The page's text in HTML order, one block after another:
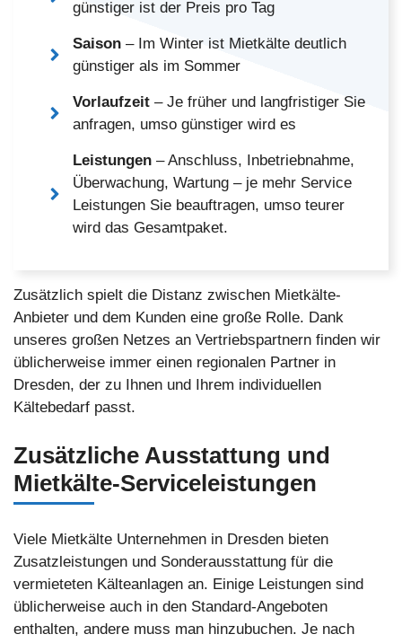
günstiger ist der Preis pro Tag
Saison– Im Winter ist Mietkälte deutlich
günstiger als im Sommer
Vorlaufzeit– Je früher und langfristiger Sie
anfragen, umso günstiger wird es
Leistungen– Anschluss, Inbetriebnahme,
Überwachung, Wartung – je mehr Service
Leistungen Sie beauftragen, umso teurer
wird das Gesamtpaket.
Zusätzlich spielt die Distanz zwischen Mietkälte-
Anbieter und dem Kunden eine große Rolle. Dank
unseres großen Netzes an Vertriebspartnern finden wir
üblicherweise immer einen regionalen Partner in
Dresden, der zu Ihnen und Ihrem individuellen
Kältebedarf passt.
Zusätzliche Ausstattung und
Mietkälte-Serviceleistungen
Viele Mietkälte Unternehmen in Dresden bieten
Zusatzleistungen und Sonderausstattung für die
vermieteten Kälteanlagen an. Einige Leistungen sind
üblicherweise auch in den Standard-Angeboten
enthalten, andere muss man hinzubuchen. Je nach